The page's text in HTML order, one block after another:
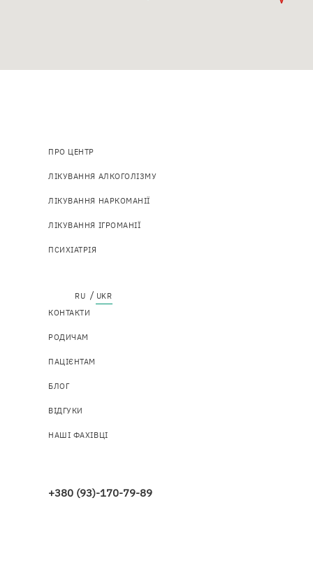
+380 (93)-170-79-89
Основна
навіґація
ПРО ЦЕНТР
ЛІКУВАННЯ АЛКОГОЛІЗМУ
ЛІКУВАННЯ НАРКОМАНІЇ
ЛІКУВАННЯ ІГРОМАНІЇ
ПСИХІАТРІЯ
Top
menu
КОНТАКТИ
РОДИЧАМ
ПАЦІЄНТАМ
БЛОГ
ВІДГУКИ
НАШІ ФАХІВЦІ